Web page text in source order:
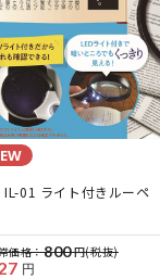
01 ライト付きルーペ
価格：800円(税抜)
円